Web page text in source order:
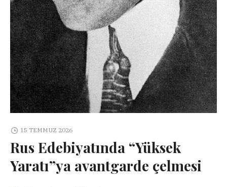
15 TEMMUZ 2026
Rus Edebiyatında “Yüksek
Yaratı”ya avantgarde çelmesi